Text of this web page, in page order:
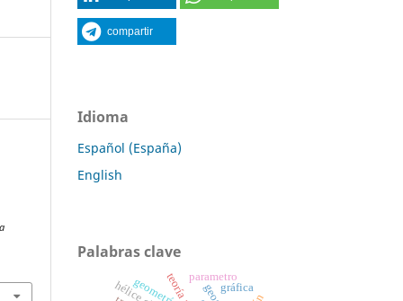
compartir
Idioma
Español (España)
English
Palabras clave
gráfica
geometría parametro